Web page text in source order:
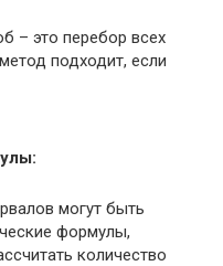
– это перебор всех
подходит, если
могут быть
формулы,
количество